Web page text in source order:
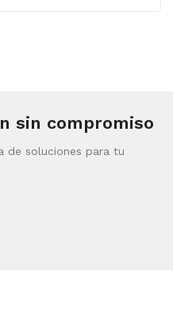
sin compromiso
de soluciones para tu